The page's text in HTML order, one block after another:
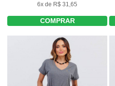
6x de R$ 31,65
COMPRAR